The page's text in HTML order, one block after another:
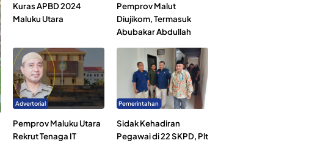
Kuras APBD 2024
Maluku Utara
Pemprov Malut
Diujikom, Termasuk
Abubakar Abdullah
Advertorial
Pemprov Maluku Utara
Rekrut Tenaga IT
Pemerintahan
Sidak Kehadiran
Pegawai di 22 SKPD, Plt